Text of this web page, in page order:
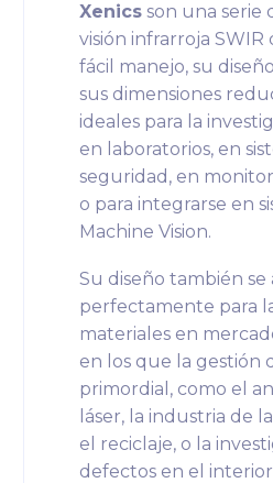
Xenics son una serie
visión infrarroja SWIR
fácil manejo, su
sus dimensiones
ideales para la
en laboratorios, en
seguridad, en
o para integrarse en
Machine Vision.
Su diseño también se
perfectamente para
materiales en
en los que la gestión
primordial, como el
láser, la industria de
el reciclaje, o la
defectos en el